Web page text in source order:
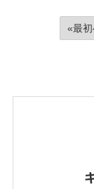
«最